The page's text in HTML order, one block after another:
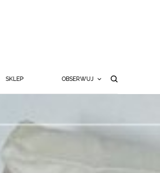
SKLEP OBSERWUJ